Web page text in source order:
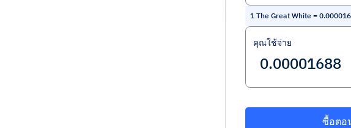
1 The Great White =
คุณใช้จ่าย
ซื้อตอ